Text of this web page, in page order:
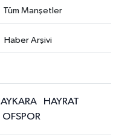
Tüm Manşetler
Haber Arşivi
HAYRAT
OFSPOR